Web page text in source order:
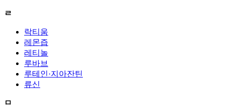
ㄹ
락티움
레몬즙
레티놀
루바브
루테인·지아잔틴
류신
ㅁ